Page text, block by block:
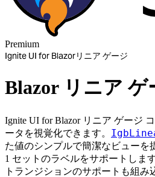
Premium
Ignite UI for Blazorリニア ゲージ
Blazor リニア ゲ
Ignite UI for Blazor リニア ゲージ
ータを視覚化できます。
た値のシンプルで簡潔なビューを
1 セットのラベルをサポートしま
トランジションのサポートも組